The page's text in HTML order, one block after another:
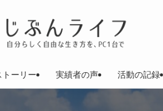
トーリー 実績者の声 活動の記録